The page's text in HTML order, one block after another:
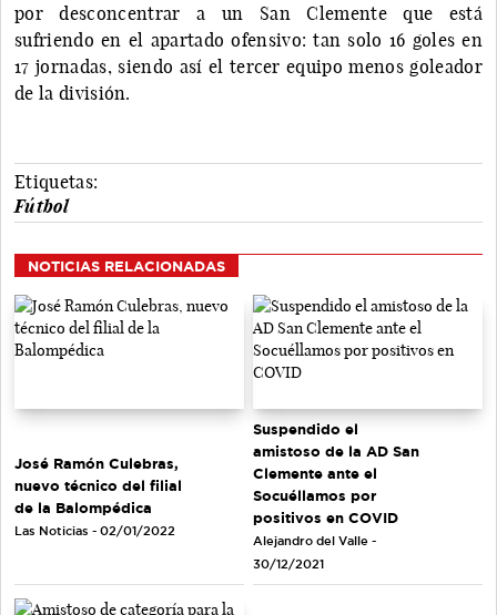
por desconcentrar a un San Clemente que está
sufriendo en el apartado ofensivo: tan solo 16 goles en
17 jornadas, siendo así el tercer equipo menos goleador
de la división.
Etiquetas:
Fútbol
NOTICIAS RELACIONADAS
José Ramón Culebras,
nuevo técnico del filial
de la Balompédica
Las Noticias - 02/01/2022
Suspendido el
amistoso de la AD San
Clemente ante el
Socuéllamos por
positivos en COVID
Alejandro del Valle -
30/12/2021